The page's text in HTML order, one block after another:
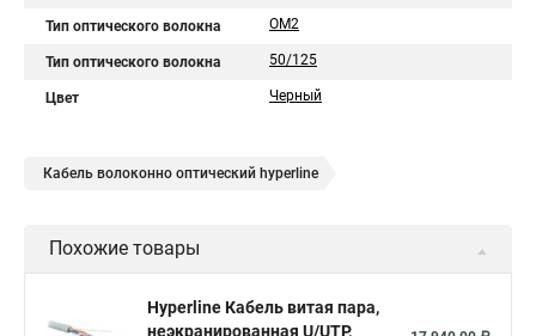
Тип оптического волокна OM2
Тип оптического волокна 50/125
Цвет Черный
Кабель волоконно оптический hyperline
Похожие товары
Hyperline Кабель витая пара,
неэкранированная U/UTP,